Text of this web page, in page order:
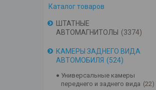
Каталог товаров
ШТАТНЫЕ
АВТОМАГНИТОЛЫ
3374
КАМЕРЫ ЗАДНЕГО ВИДА
АВТОМОБИЛЯ
524
Универсальные камеры
переднего и заднего вида
22